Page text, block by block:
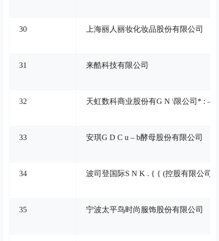
30 上海丽人丽妆化妆品股份有限公司
31 来酷科技有限公司
32 天虹数科商业股份有G N \限公司 * : – s
33 安琪G D C u – b酵母股份有限公司
34 波司登国际S N K . { { (控股有限公司
35 宁波太平鸟时尚服饰股份有限公司